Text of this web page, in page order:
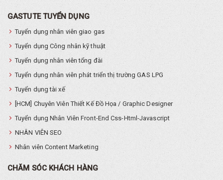
GASTUTE TUYỂN DỤNG
Tuyển dụng nhân viên giao gas
Tuyển dụng Công nhân kỹ thuật
Tuyển dụng nhân viên tổng đài
Tuyển dụng nhân viên phát triển thị trường GAS LPG
Tuyển dụng tài xế
[HCM] Chuyên Viên Thiết Kế Đồ Họa / Graphic Designer
Tuyển dụng Nhân Viên Front-End Css-Html-Javascript
NHÂN VIÊN SEO
Nhân viên Content Marketing
CHĂM SÓC KHÁCH HÀNG